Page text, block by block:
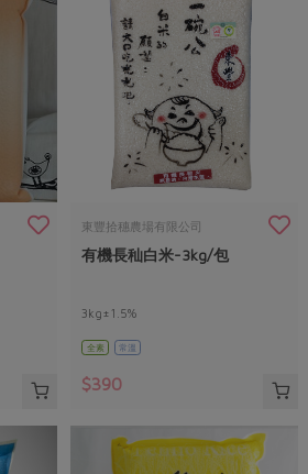
東豐拾穗農場有限公司
有機長秈白米-3kg/包
3kg±1.5%
全素 常溫
$390